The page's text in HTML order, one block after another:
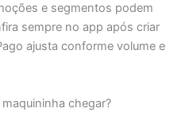
e segmentos podem
sempre no app após criar
ajusta conforme volume e
chegar?